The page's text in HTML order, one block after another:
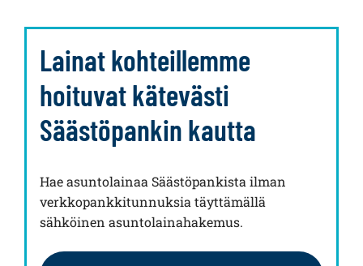
Lainat kohteillemme
hoituvat kätevästi
Säästöpankin kautta
Hae asuntolainaa Säästöpankista ilman
verkkopankkitunnuksia täyttämällä
sähköinen asuntolainahakemus.